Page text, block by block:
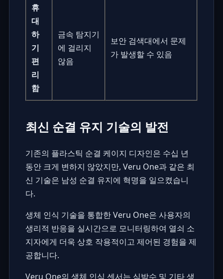
휴
대
하
기
편
리
함
금속 탐지기
에 걸리지
않음
보안 검색대에서 문제
가 발생할 수 있음
최신 순결 유지 기술의 발전
기존의 플라스틱 순결 케이지 디자인은 수십 년
동안 크게 변하지 않았지만, Veru One과 같은 최
신 기술은 남성 순결 유지에 혁명을 일으켰습니
다.
생체 인식 기술을 통합한 Veru One은 사용자의
생리적 반응을 실시간으로 모니터링하여 열쇠 소
지자에게 더욱 상호 작용적이고 제어된 경험을 제
공합니다.
Veru One의 생체 인식 센서는 심박수 및 기타 생